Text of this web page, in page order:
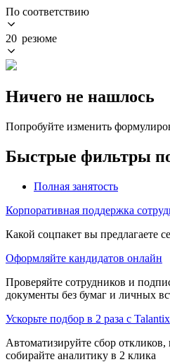
По соответствию
20 резюме
Ничего не нашлось
Попробуйте изменить
Быстрые фильтры
Полная занятость
Корпоративная поддержка
Какой соцпакет вы предлагаете
Оформляйте кандидатов онлайн
Проверяйте сотрудников и
документы без бумаг и личных
Ускорьте подбор в 2 раза с Talantix
Автоматизируйте сбор откликов,
собирайте аналитику в 2 клика